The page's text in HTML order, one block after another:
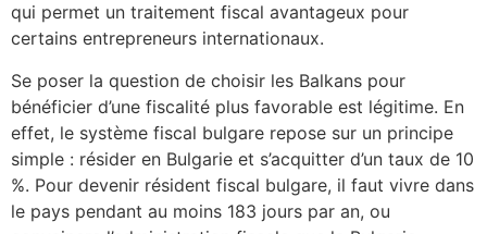
qui permet un traitement fiscal avantageux pour
certains entrepreneurs internationaux.
Se poser la question de choisir les Balkans pour
bénéficier d’une fiscalité plus favorable est légitime. En
effet, le système fiscal bulgare repose sur un principe
simple : résider en Bulgarie et s’acquitter d’un taux de 10
%. Pour devenir résident fiscal bulgare, il faut vivre dans
le pays pendant au moins 183 jours par an, ou